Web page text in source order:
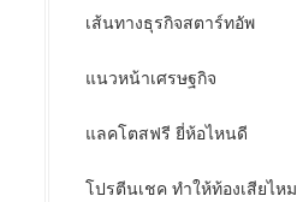
เส้นทางธุรกิจสตาร์ทอัพ
แนวหน้าเศรษฐกิจ
แลคโตสฟรี ยี่ห้อไหนดี
โปรตีนเชค ทำให้ท้องเสียไหม